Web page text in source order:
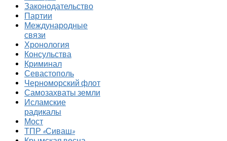
Законодательство
Партии
Международные
связи
Хронология
Консульства
Криминал
Севастополь
Черноморский флот
Самозахваты земли
Исламские
радикалы
Мост
ТПР «Сиваш»